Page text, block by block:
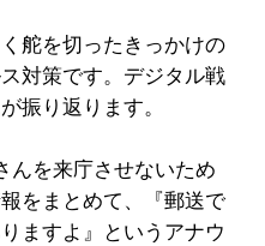
舵を切ったきっかけの
対策です。デジタル戦
振り返ります。
んを来庁させないため
をまとめて、『郵送で
ますよ』というアナウ